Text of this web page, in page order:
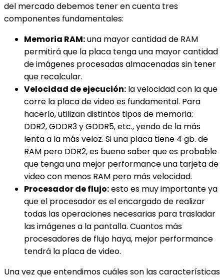
del mercado debemos tener en cuenta tres
componentes fundamentales:
Memoria RAM:una mayor cantidad de RAM
permitirá que la placa tenga una mayor cantidad
de imágenes procesadas almacenadas sin tener
que recalcular.
Velocidad de ejecución: la velocidad con la que
corre la placa de video es fundamental. Para
hacerlo, utilizan distintos tipos de memoria:
DDR2, GDDR3 y GDDR5, etc., yendo de la más
lenta a la más veloz. Si una placa tiene 4 gb. de
RAM pero DDR2, es bueno saber que es probable
que tenga una mejor performance una tarjeta de
video con menos RAM pero más velocidad.
Procesador de flujo:esto es muy importante ya
que el procesador es el encargado de realizar
todas las operaciones necesarias para trasladar
las imágenes a la pantalla. Cuantos más
procesadores de flujo haya, mejor performance
tendrá la placa de video.
Una vez que entendimos cuáles son las características